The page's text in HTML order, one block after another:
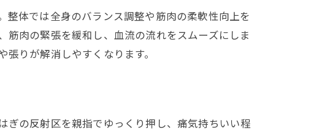
介
対策
体では全身のバランス調整や筋肉の柔軟性向上を
肉の緊張を緩和し、血流の流れをスムーズにしま
りが解消しやすくなります。
ぎの反射区を親指でゆっくり押し、痛気持ちいい程